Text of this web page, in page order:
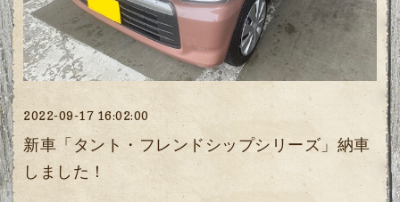
2022-09-17 16:02:00
新車「タント・フレンドシップシリーズ」納車
しました！